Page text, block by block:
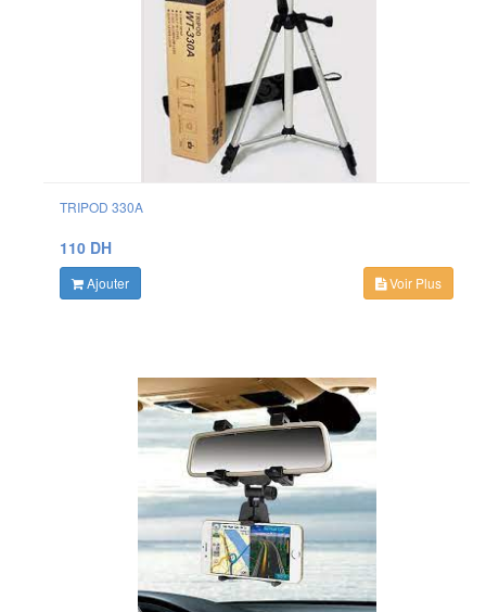
TRIPOD 330A
110 DH
Ajouter Voir Plus